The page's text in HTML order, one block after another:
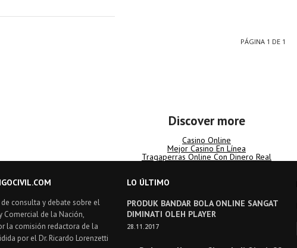
PÁGINA 1 DE 1
Discover more
Casino Online
Mejor Casino En Línea
Tragaperras Online Con Dinero Real
consulta y debate sobre el
Comercial de la Nación,
la comisión redactora de la
por el Dr. Ricardo Lorenzetti
LO ÚLTIMO
PRODUK BANDAR BOLA ONLINE SANGAT
DIMINATI OLEH PLAYER
28.11.2017